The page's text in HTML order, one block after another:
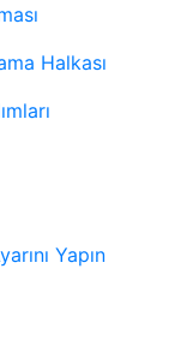
Halkası
Yapın